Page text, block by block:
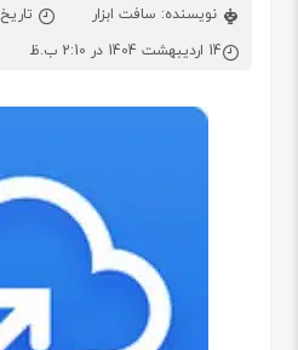
نویسنده: سافت ابزار
تاریخ
14 اردیبهشت 1404 در 2:10 ب.ظ